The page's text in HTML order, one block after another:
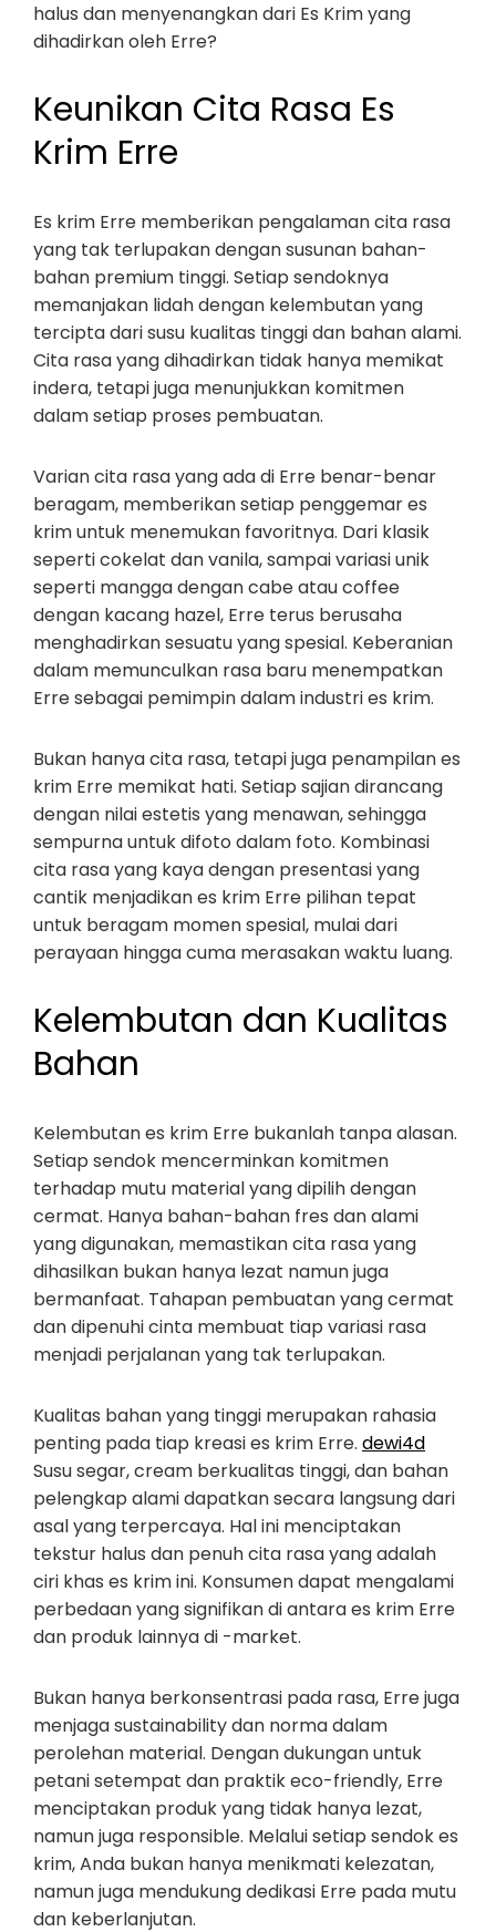
halus dan menyenangkan dari Es Krim yang
dihadirkan oleh Erre?
Keunikan Cita Rasa Es
Krim Erre
Es krim Erre memberikan pengalaman cita rasa
yang tak terlupakan dengan susunan bahan-
bahan premium tinggi. Setiap sendoknya
memanjakan lidah dengan kelembutan yang
tercipta dari susu kualitas tinggi dan bahan alami.
Cita rasa yang dihadirkan tidak hanya memikat
indera, tetapi juga menunjukkan komitmen
dalam setiap proses pembuatan.
Varian cita rasa yang ada di Erre benar-benar
beragam, memberikan setiap penggemar es
krim untuk menemukan favoritnya. Dari klasik
seperti cokelat dan vanila, sampai variasi unik
seperti mangga dengan cabe atau coffee
dengan kacang hazel, Erre terus berusaha
menghadirkan sesuatu yang spesial. Keberanian
dalam memunculkan rasa baru menempatkan
Erre sebagai pemimpin dalam industri es krim.
Bukan hanya cita rasa, tetapi juga penampilan es
krim Erre memikat hati. Setiap sajian dirancang
dengan nilai estetis yang menawan, sehingga
sempurna untuk difoto dalam foto. Kombinasi
cita rasa yang kaya dengan presentasi yang
cantik menjadikan es krim Erre pilihan tepat
untuk beragam momen spesial, mulai dari
perayaan hingga cuma merasakan waktu luang.
Kelembutan dan Kualitas
Bahan
Kelembutan es krim Erre bukanlah tanpa alasan.
Setiap sendok mencerminkan komitmen
terhadap mutu material yang dipilih dengan
cermat. Hanya bahan-bahan fres dan alami
yang digunakan, memastikan cita rasa yang
dihasilkan bukan hanya lezat namun juga
bermanfaat. Tahapan pembuatan yang cermat
dan dipenuhi cinta membuat tiap variasi rasa
menjadi perjalanan yang tak terlupakan.
Kualitas bahan yang tinggi merupakan rahasia
penting pada tiap kreasi es krim Erre. dewi4d
Susu segar, cream berkualitas tinggi, dan bahan
pelengkap alami dapatkan secara langsung dari
asal yang terpercaya. Hal ini menciptakan
tekstur halus dan penuh cita rasa yang adalah
ciri khas es krim ini. Konsumen dapat mengalami
perbedaan yang signifikan di antara es krim Erre
dan produk lainnya di -market.
Bukan hanya berkonsentrasi pada rasa, Erre juga
menjaga sustainability dan norma dalam
perolehan material. Dengan dukungan untuk
petani setempat dan praktik eco-friendly, Erre
menciptakan produk yang tidak hanya lezat,
namun juga responsible. Melalui setiap sendok es
krim, Anda bukan hanya menikmati kelezatan,
namun juga mendukung dedikasi Erre pada mutu
dan keberlanjutan.